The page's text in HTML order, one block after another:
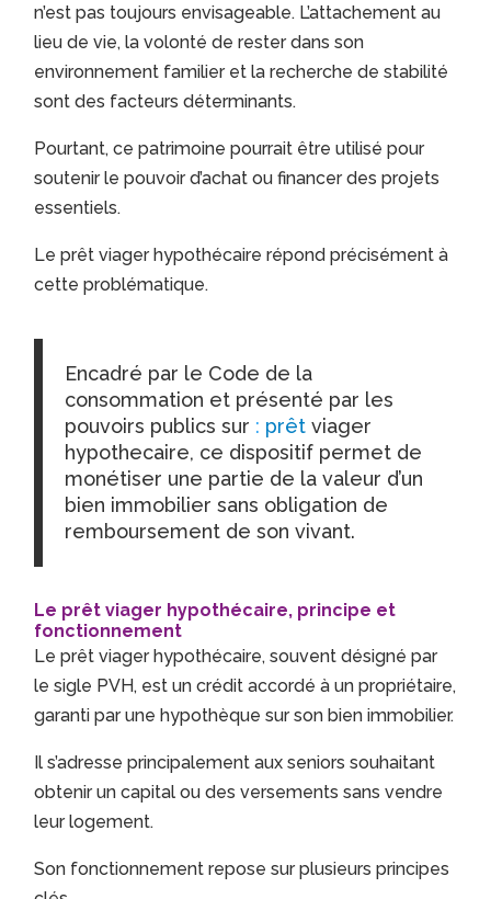
n’est pas toujours envisageable. L’attachement au
lieu de vie, la volonté de rester dans son
environnement familier et la recherche de stabilité
sont des facteurs déterminants.
Pourtant, ce patrimoine pourrait être utilisé pour
soutenir le pouvoir d’achat ou financer des projets
essentiels.
Le prêt viager hypothécaire répond précisément à
cette problématique.
Encadré par le Code de la
consommation et présenté par les
pouvoirs publics sur : prêt viager
hypothecaire, ce dispositif permet de
monétiser une partie de la valeur d’un
bien immobilier sans obligation de
remboursement de son vivant.
Le prêt viager hypothécaire, principe et
fonctionnement
Le prêt viager hypothécaire, souvent désigné par
le sigle PVH, est un crédit accordé à un propriétaire,
garanti par une hypothèque sur son bien immobilier.
Il s’adresse principalement aux seniors souhaitant
obtenir un capital ou des versements sans vendre
leur logement.
Son fonctionnement repose sur plusieurs principes